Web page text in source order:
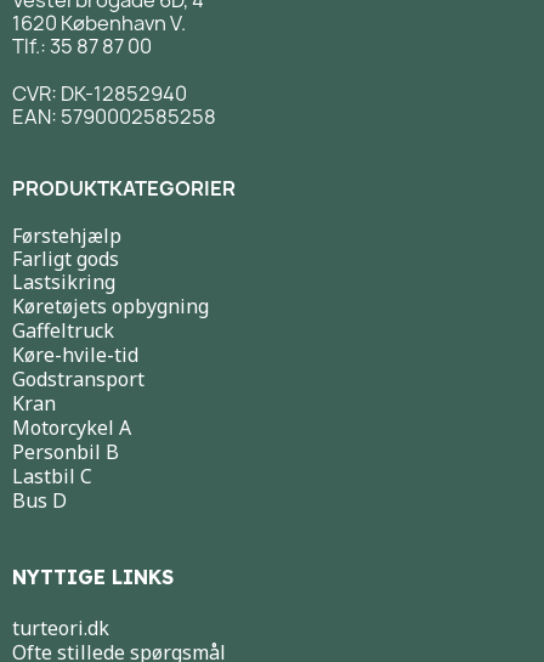
1620 København V.
Tlf.: 35 87 87 00
CVR: DK-12852940
EAN: 5790002585258
PRODUKTKATEGORIER
Førstehjælp
Farligt gods
Lastsikring
Køretøjets opbygning
Gaffeltruck
Køre-hvile-tid
Godstransport
Kran
Motorcykel A
Personbil B
Lastbil C
Bus D
NYTTIGE LINKS
turteori.dk
Ofte stillede spørgsmål